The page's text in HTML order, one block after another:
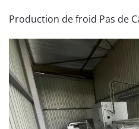
Production de froid Pas de